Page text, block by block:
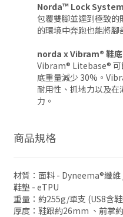
Norda™ Lock System
包覆雙腳並達到極致
的環境中奔跑也能將腳
norda x Vibram® 鞋底
Vibram® Litebase® 可
底重量減少 30%。
耐用性、抓地力以及
力。
商品規格
材質：面料 - Dyneema®纖
鞋墊 - eTPU
重量：約255g/單支 (US8含
厚度：鞋跟約26mm 、前掌